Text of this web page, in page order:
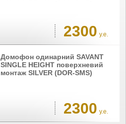
2300 у.е.
Домофон одинарний SAVANT
SINGLE HEIGHT поверхневий
монтаж SILVER (DOR-SMS)
2300 у.е.